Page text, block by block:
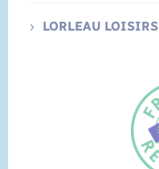
LORLEAU LOISIRS